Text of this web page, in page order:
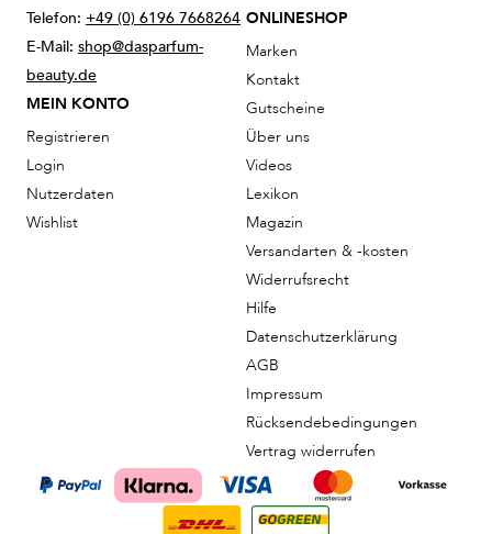
Telefon: +49 (0) 6196 7668264
E-Mail: shop@dasparfum-
beauty.de
MEIN KONTO
Registrieren
Login
Nutzerdaten
Wishlist
ONLINESHOP
Marken
Kontakt
Gutscheine
Über uns
Videos
Lexikon
Magazin
Versandarten & -kosten
Widerrufsrecht
Hilfe
Datenschutzerklärung
AGB
Impressum
Rücksendebedingungen
Vertrag widerrufen